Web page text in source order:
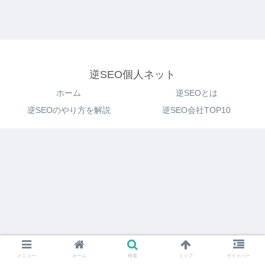
逆SEO個人ネット
ホーム
逆SEOとは
逆SEOのやり方を解説
逆SEO会社TOP10
メニュー ホーム 検索 トップ サイドバー